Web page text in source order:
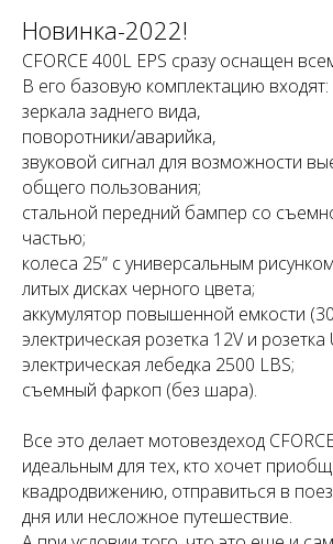
Новинка-2022!
CFORCE 400L EPS сразу оснащен
В его базовую комплектацию входят:
зеркала заднего вида,
поворотники/аварийка,
звуковой сигнал для возможности
общего пользования;
стальной передний бампер со
частью;
колеса 25” с универсальным
литых дисках черного цвета;
аккумулятор повышенной емкости
электрическая розетка 12V и розетка
электрическая лебедка 2500 LBS;
съемный фаркоп (без шара).
Все это делает мотовездеход
идеальным для тех, кто хочет
квадродвижению, отправиться в
дня или несложное путешествие.